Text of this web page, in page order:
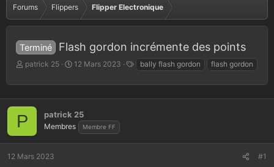
Forums Flippers Flipper Electronique
Terminé Flash gordon incrémente des points
A
t
u
r
a
patrick 25
D
t
e
d
12 Mars 2023
g
bally flash gordon flash gordon
P patrick 25
Membres Membre FF
12 Mars 2023 #1